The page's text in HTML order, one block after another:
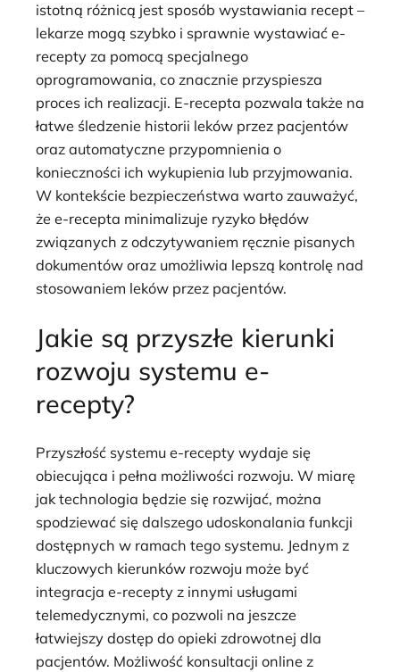
istotną różnicą jest sposób wystawiania recept –
lekarze mogą szybko i sprawnie wystawiać e-
recepty za pomocą specjalnego
oprogramowania, co znacznie przyspiesza
proces ich realizacji. E-recepta pozwala także na
łatwe śledzenie historii leków przez pacjentów
oraz automatyczne przypomnienia o
konieczności ich wykupienia lub przyjmowania.
W kontekście bezpieczeństwa warto zauważyć,
że e-recepta minimalizuje ryzyko błędów
związanych z odczytywaniem ręcznie pisanych
dokumentów oraz umożliwia lepszą kontrolę nad
stosowaniem leków przez pacjentów.
Jakie są przyszłe kierunki
rozwoju systemu e-
recepty?
Przyszłość systemu e-recepty wydaje się
obiecująca i pełna możliwości rozwoju. W miarę
jak technologia będzie się rozwijać, można
spodziewać się dalszego udoskonalania funkcji
dostępnych w ramach tego systemu. Jednym z
kluczowych kierunków rozwoju może być
integracja e-recepty z innymi usługami
telemedycznymi, co pozwoli na jeszcze
łatwiejszy dostęp do opieki zdrowotnej dla
pacjentów. Możliwość konsultacji online z